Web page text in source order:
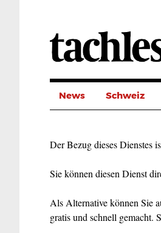
News Schweiz
Der Bezug dieses Dienstes
Sie können diesen Dienst
Als Alternative können Sie
gratis und schnell gemacht.